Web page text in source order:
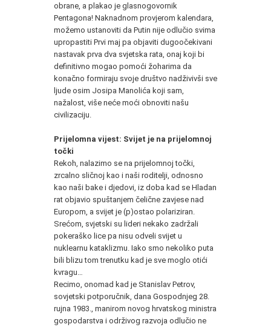
obrane, a plakao je glasnogovornik
Pentagona! Naknadnom provjerom kalendara,
možemo ustanoviti da Putin nije odlučio svima
upropastiti Prvi maj pa objaviti dugoočekivani
nastavak prva dva svjetska rata, onaj koji bi
definitivno mogao pomoći žoharima da
konačno formiraju svoje društvo nadživivši sve
ljude osim Josipa Manolića koji sam,
nažalost, više neće moći obnoviti našu
civilizaciju.
Prijelomna vijest: Svijet je na prijelomnoj
točki
Rekoh, nalazimo se na prijelomnoj točki,
zrcalno sličnoj kao i naši roditelji, odnosno
kao naši bake i djedovi, iz doba kad se Hladan
rat objavio spuštanjem čelične zavjese nad
Europom, a svijet je (p)ostao polariziran.
Srećom, svjetski su lideri nekako zadržali
pokeraško lice pa nisu odveli svijet u
nuklearnu kataklizmu. Iako smo nekoliko puta
bili blizu tom trenutku kad je sve moglo otići
kvragu…
Recimo, onomad kad je Stanislav Petrov,
sovjetski potporučnik, dana Gospodnjeg 28.
rujna 1983., manirom novog hrvatskog ministra
gospodarstva i održivog razvoja odlučio ne